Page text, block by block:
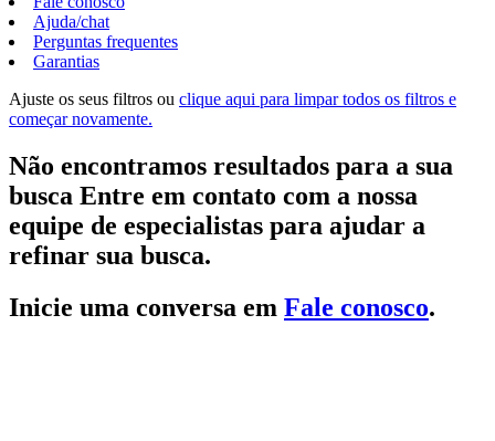
Ajuda/chat
Perguntas frequentes
Garantias
Ajuste os seus filtros ou clique aqui para limpar todos os filtros e
começar novamente.
Não encontramos resultados para a sua
busca Entre em contato com a nossa
equipe de especialistas para ajudar a
refinar sua busca.
Inicie uma conversa em Fale conosco.